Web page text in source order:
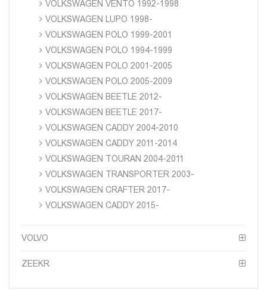
VOLKSWAGEN VENTO 1992-1998
VOLKSWAGEN LUPO 1998-
VOLKSWAGEN POLO 1999-2001
VOLKSWAGEN POLO 1994-1999
VOLKSWAGEN POLO 2001-2005
VOLKSWAGEN POLO 2005-2009
VOLKSWAGEN BEETLE 2012-
VOLKSWAGEN BEETLE 2017-
VOLKSWAGEN CADDY 2004-2010
VOLKSWAGEN CADDY 2011-2014
VOLKSWAGEN TOURAN 2004-2011
VOLKSWAGEN TRANSPORTER 2003-
VOLKSWAGEN CRAFTER 2017-
VOLKSWAGEN CADDY 2015-
VOLVO
ZEEKR